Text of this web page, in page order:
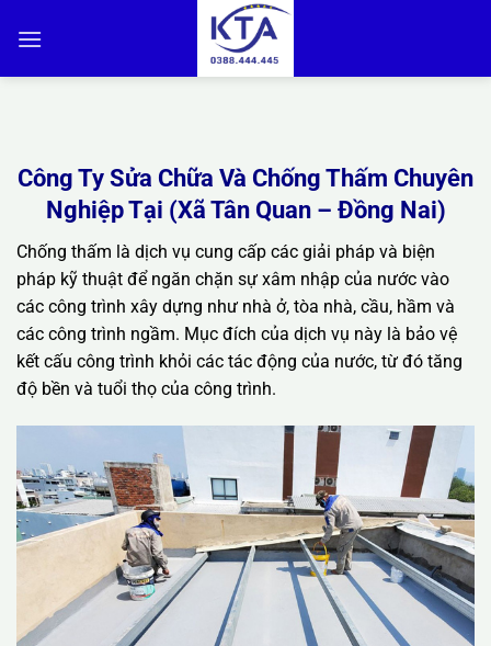
qua
Công Ty Sửa Chữa Và Chống Thấm Chuyên
Nghiệp Tại (Xã Tân Quan – Đồng Nai)
Chống thấm là dịch vụ cung cấp các giải pháp và biện
pháp kỹ thuật để ngăn chặn sự xâm nhập của nước vào
các công trình xây dựng như nhà ở, tòa nhà, cầu, hầm và
các công trình ngầm. Mục đích của dịch vụ này là bảo vệ
kết cấu công trình khỏi các tác động của nước, từ đó tăng
độ bền và tuổi thọ của công trình.